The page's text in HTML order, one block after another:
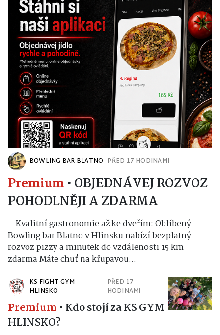
BOWLING BAR BLATNO PŘED 17 HODINAMI
Premium • OBJEDNÁVEJ ROZVOZ
POHODLNĚJI A ZDARMA
Kvalitní gastronomie až ke dveřím: Oblíbený
Bowling bar Blatno v Hlinsku nabízí bezplatný
rozvoz pizzy a minutek do vzdálenosti 15 km
zdarma Máte chuť na křupavou...
KS FIGHT GYM
HLINSKO
PŘED 17
HODINAMI
Premium • Kdo stojí za KS GYM
HLINSKO?